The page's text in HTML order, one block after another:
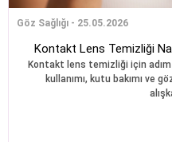
Göz Sağlığı - 25.05.2026
Kontakt Lens Temizliği
Kontakt lens temizliği için
kullanımı, kutu bakımı ve